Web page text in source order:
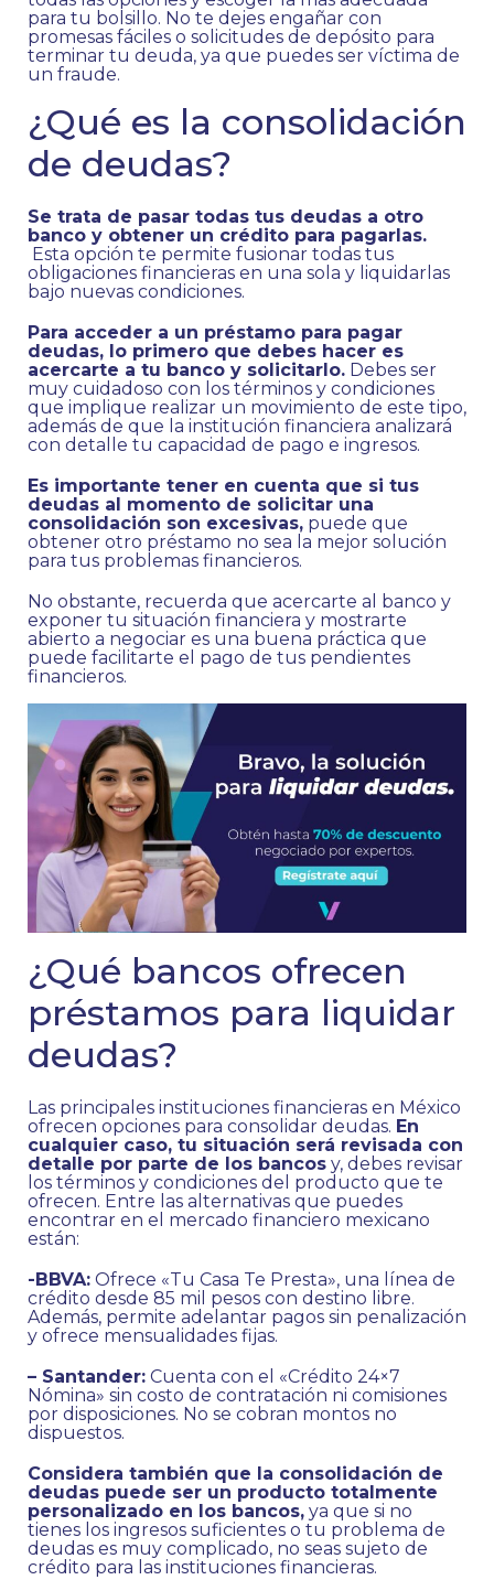
para tu bolsillo. No te dejes engañar con
promesas fáciles o solicitudes de depósito para
terminar tu deuda, ya que puedes ser víctima de
un fraude.
¿Qué es la consolidación
de deudas?
Se trata de pasar todas tus deudas a otro
banco y obtener un crédito para pagarlas.
Esta opción te permite fusionar todas tus
obligaciones financieras en una sola y liquidarlas
bajo nuevas condiciones.
Para acceder a un préstamo para pagar
deudas, lo primero que debes hacer es
acercarte a tu banco y solicitarlo. Debes ser
muy cuidadoso con los términos y condiciones
que implique realizar un movimiento de este tipo,
además de que la institución financiera analizará
con detalle tu capacidad de pago e ingresos.
Es importante tener en cuenta que si tus
deudas al momento de solicitar una
consolidación son excesivas, puede que
obtener otro préstamo no sea la mejor solución
para tus problemas financieros.
No obstante, recuerda que acercarte al banco y
exponer tu situación financiera y mostrarte
abierto a negociar es una buena práctica que
puede facilitarte el pago de tus pendientes
financieros.
¿Qué bancos ofrecen
préstamos para liquidar
deudas?
Las principales instituciones financieras en México
ofrecen opciones para consolidar deudas. En
cualquier caso, tu situación será revisada con
detalle por parte de los bancos y, debes revisar
los términos y condiciones del producto que te
ofrecen. Entre las alternativas que puedes
encontrar en el mercado financiero mexicano
están:
-BBVA: Ofrece «Tu Casa Te Presta», una línea de
crédito desde 85 mil pesos con destino libre.
Además, permite adelantar pagos sin penalización
y ofrece mensualidades fijas.
– Santander: Cuenta con el «Crédito 24×7
Nómina» sin costo de contratación ni comisiones
por disposiciones. No se cobran montos no
dispuestos.
Considera también que la consolidación de
deudas puede ser un producto totalmente
personalizado en los bancos, ya que si no
tienes los ingresos suficientes o tu problema de
deudas es muy complicado, no seas sujeto de
crédito para las instituciones financieras.